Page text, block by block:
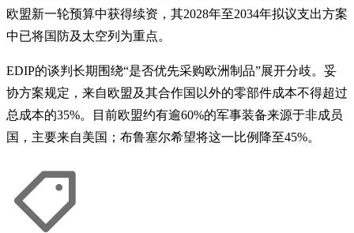
欧盟新一轮预算中获得续资，其2028年至2034年拟议支出方案
中已将国防及太空列为重点。
EDIP的谈判长期围绕“是否优先采购欧洲制品”展开分歧。妥
协方案规定，来自欧盟及其合作国以外的零部件成本不得超过
总成本的35%。目前欧盟约有逾60%的军事装备来源于非成员
国，主要来自美国；布鲁塞尔希望将这一比例降至45%。